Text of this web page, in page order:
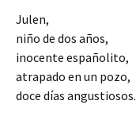
Julen,
niño de dos años,
inocente españolito,
atrapado en un pozo,
doce días angustiosos.